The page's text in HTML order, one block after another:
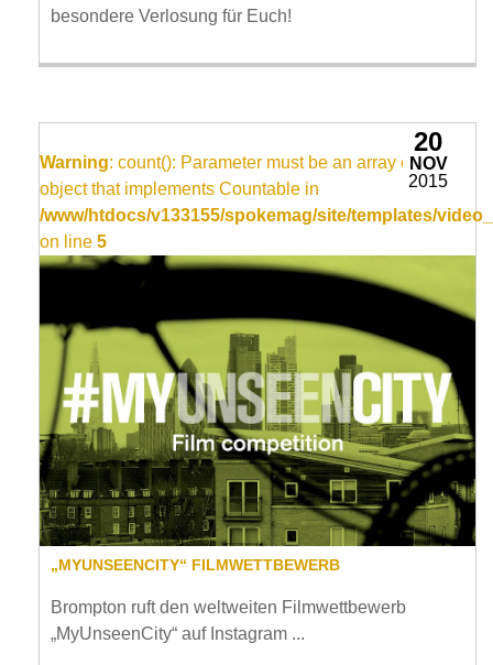
besondere Verlosung für Euch!
Warning: count(): Parameter must be an array or an
object that implements Countable in
/www/htdocs/v133155/spokemag/site/templates/
on line 5
„MYUNSEENCITY“ FILMWETTBEWERB
Brompton ruft den weltweiten Filmwettbewerb
„MyUnseenCity“ auf Instagram ...
20
NOV
2015